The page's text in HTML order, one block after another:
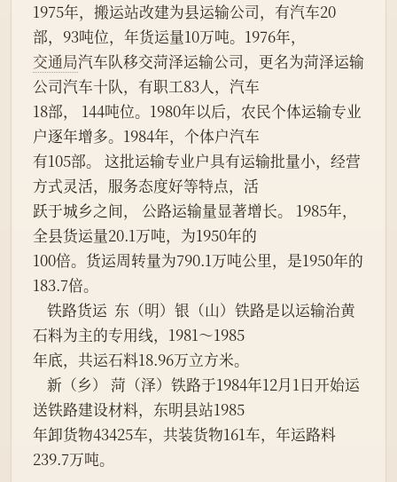
1975年，搬运站改建为县运输公司，有汽车20
部，93吨位，年货运量10万吨。1976年，
交通局汽车队移交菏泽运输公司，更名为菏泽运输
公司汽车十队，有职工83人，汽车
18部， 144吨位。1980年以后，农民个体运输专业
户逐年增多。1984年，个体户汽车
有105部。 这批运输专业户具有运输批量小，经营
方式灵活，服务态度好等特点，活
跃于城乡之间， 公路运输量显著增长。 1985年，
全县货运量20.1万吨，为1950年的
100倍。货运周转量为790.1万吨公里，是1950年的
183.7倍。
石料为主的专用线，1981～1985
年底，共运石料18.96万立方米。
送铁路建设材料，东明县站1985
年卸货物43425车，共装货物161车，年运路料
239.7万吨。